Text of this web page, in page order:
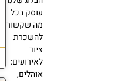
עוסק בכל
מה שקשור
להשכרת
ציוד
לאירועים:
אוהלים,